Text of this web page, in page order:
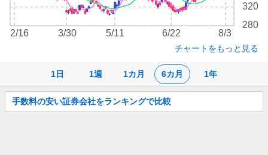
1日 1週 1カ月 6カ月 1年
280
320
2/16 3/30 5/11 6/22 8/3
チャートをもっと見る
お
知
手数料の安い証券会社をランキングで比較